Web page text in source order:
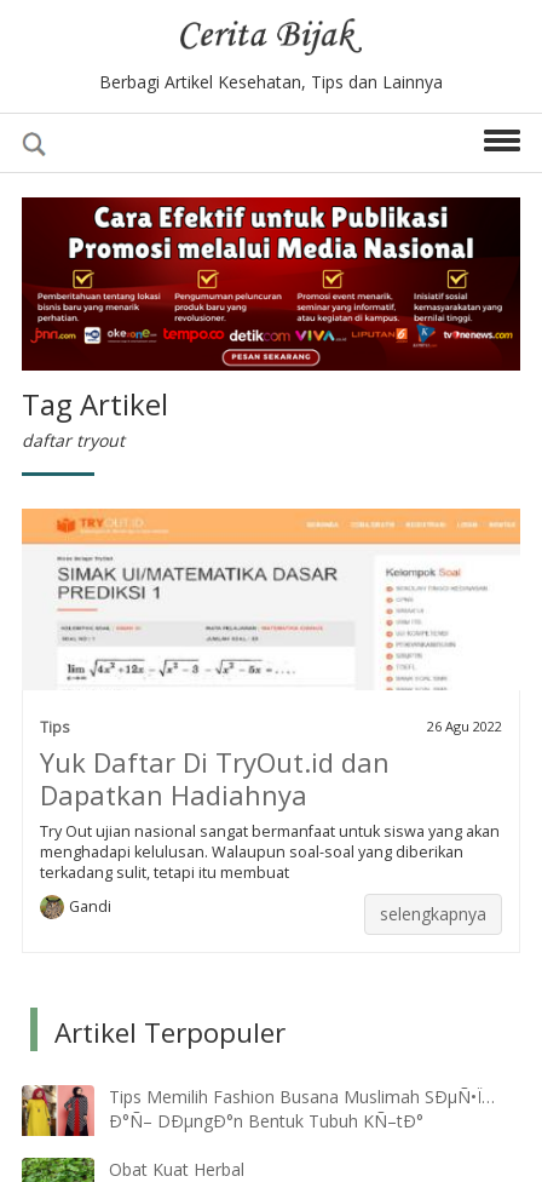
Berbagi Artikel Kesehatan, Tips dan Lainnya
Tag Artikel
daftar tryout
Tips 26 Agu 2022
Yuk Daftar Di TryOut.id dan
Dapatkan Hadiahnya
Try Out ujian nasional sangat bermanfaat untuk siswa yang akan
menghadapi kelulusan. Walaupun soal-soal yang diberikan
terkadang sulit, tetapi itu membuat
Gandi
selengkapnya
Artikel Terpopuler
Tips Memilih Fashion Busana Muslimah SÐµÑ•Ï…
Ð°Ñ– DÐµngÐ°n Bentuk Tubuh KÑ–tÐ°
Obat Kuat Herbal